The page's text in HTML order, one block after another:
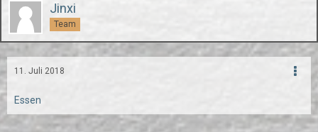
Jinxi
Team
11. Juli 2018
Essen